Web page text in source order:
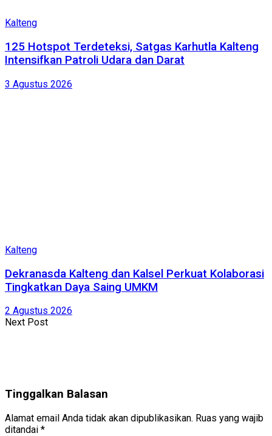
Kalteng
125 Hotspot Terdeteksi, Satgas Karhutla Kalteng
Intensifkan Patroli Udara dan Darat
3 Agustus 2026
Kalteng
Dekranasda Kalteng dan Kalsel Perkuat Kolaborasi
Tingkatkan Daya Saing UMKM
2 Agustus 2026
Next Post
Tinggalkan Balasan
Alamat email Anda tidak akan dipublikasikan. Ruas yang wajib
ditandai *